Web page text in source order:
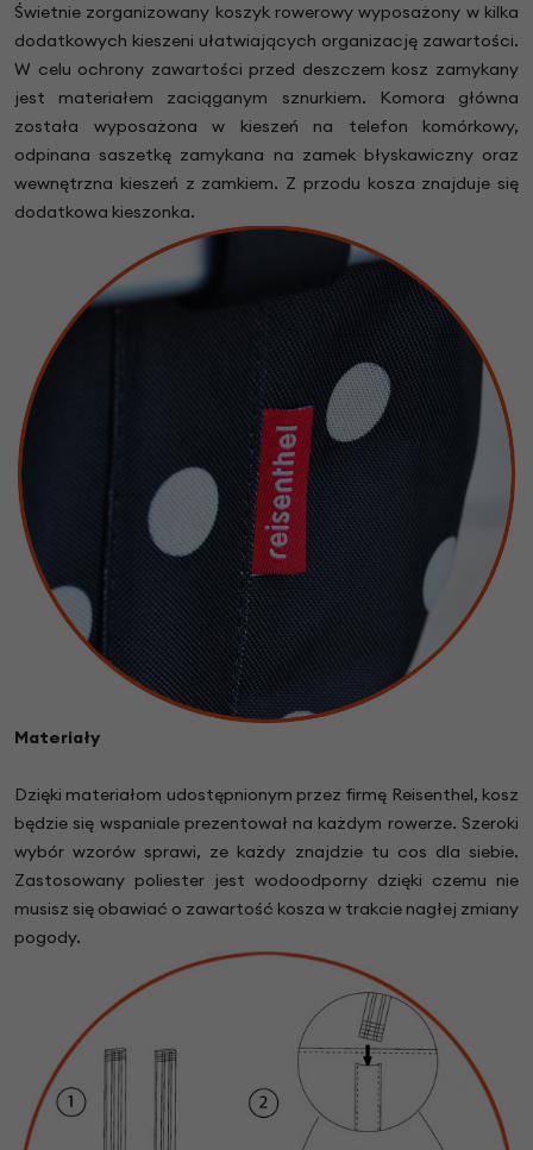
Świetnie zorganizowany koszyk rowerowy wyposażony w kilka
dodatkowych kieszeni ułatwiających organizację zawartości.
W celu ochrony zawartości przed deszczem kosz zamykany
jest materiałem zaciąganym sznurkiem. Komora główna
została wyposażona w kieszeń na telefon komórkowy,
odpinana saszetkę zamykana na zamek błyskawiczny oraz
wewnętrzna kieszeń z zamkiem. Z przodu kosza znajduje się
dodatkowa kieszonka.
Materiały
Dzięki materiałom udostępnionym przez firmę Reisenthel, kosz
będzie się wspaniale prezentował na każdym rowerze. Szeroki
wybór wzorów sprawi, ze każdy znajdzie tu cos dla siebie.
Zastosowany poliester jest wodoodporny dzięki czemu nie
musisz się obawiać o zawartość kosza w trakcie nagłej zmiany
pogody.